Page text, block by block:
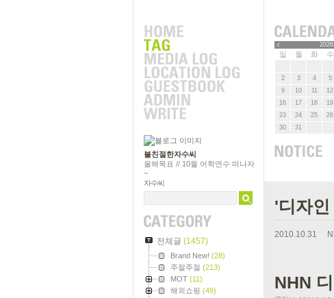
불친절한자수씨
올해목표 // 10월 어학연수 떠나자
~
자수씨
전체글 (1457)
Brand New! (28)
주절주절 (213)
MOT (11)
해외쇼핑 (49)
일 월 화 수
2
3 4 5
9
10 11 12
16
17 18 19
23
24 25 26
30
31
'디자
2010.10.31
NHN